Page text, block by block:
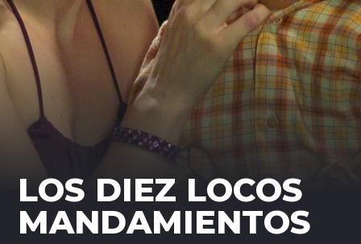
LOS DIEZ LOCOS
MANDAMIENTOS